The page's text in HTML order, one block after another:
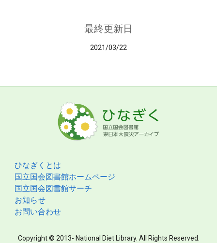
最終更新日
2021/03/22
ひなぎくとは
国立国会図書館ホームページ
国立国会図書館サーチ
お知らせ
お問い合わせ
Copyright © 2013- National Diet Library. All Rights Reserved.